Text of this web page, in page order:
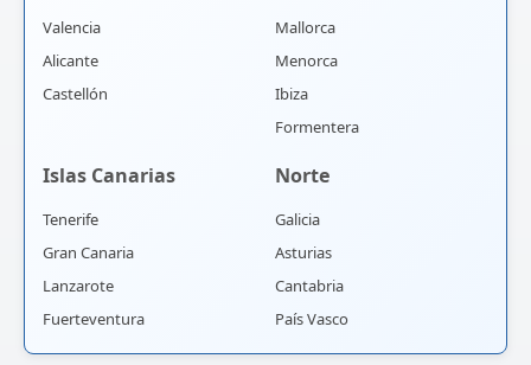
Valencia
Alicante
Castellón
Mallorca
Menorca
Ibiza
Formentera
Islas Canarias
Tenerife
Gran Canaria
Lanzarote
Fuerteventura
Norte
Galicia
Asturias
Cantabria
País Vasco